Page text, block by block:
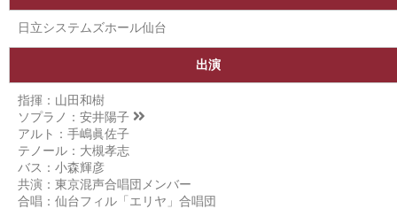
日立システムズホール仙台
出演
指揮：山田和樹
ソプラノ： 安井陽子
アルト：手嶋眞佐子
テノール：大槻孝志
バス：小森輝彦
共演：東京混声合唱団メンバー
合唱：仙台フィル「エリヤ」合唱団